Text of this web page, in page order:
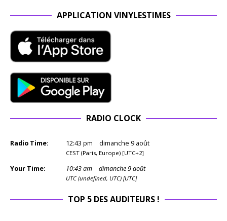
APPLICATION VINYLESTIMES
RADIO CLOCK
Radio Time: 12:43 pm dimanche 9 août
CEST (Paris, Europe) [UTC+2]
Your Time: 10:43am dimanche 9 août
UTC (undefined, UTC) [UTC]
TOP 5 DES AUDITEURS !